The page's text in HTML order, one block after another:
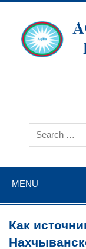
MENU
Как